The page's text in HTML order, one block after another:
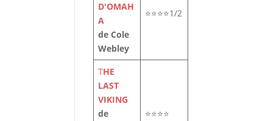
D'OMAH
A
de Cole
Webley
⭐⭐⭐⭐1/2
THE
LAST
VIKING
de
⭐⭐⭐⭐